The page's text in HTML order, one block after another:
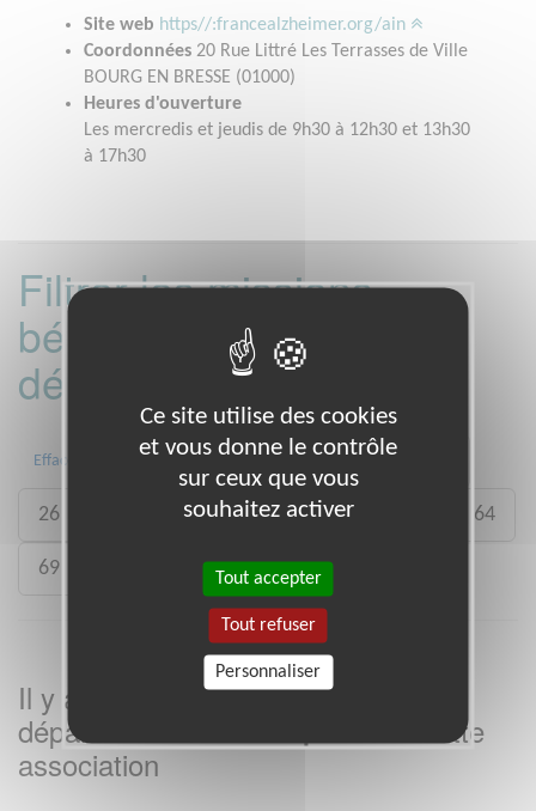
Site web https//:francealzheimer.org/ain
Coordonnées 20 Rue Littré Les Terrasses de Ville
BOURG EN BRESSE (01000)
Heures d'ouverture
Les mercredis et jeudis de 9h30 à 12h30 et 13h30
à 17h30
Filtrer les missions
bénévoles par
département :
Effacer 02 05 07 17
26 42 61 62 64
69 91 95
Il y a
missions bénévoles dans le
département
Hautes-Alpes
dans cette
association
Ce site utilise des cookies
et vous donne le contrôle
sur ceux que vous
souhaitez activer
Tout accepter
Tout refuser
Personnaliser